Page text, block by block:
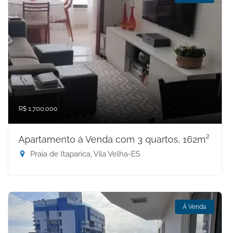
R$ 1.700.000
Apartamento à Venda com 3 quartos, 162m²
Praia de Itaparica, Vila Velha-ES
À Venda